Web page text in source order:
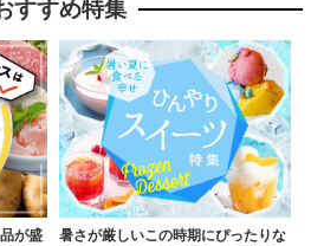
すすめ特集
が盛
暑さが厳しいこの時期にぴったりな